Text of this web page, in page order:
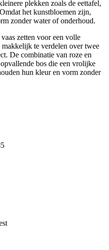
plekken zoals de eettafel,
het kunstbloemen zijn,
zonder water of onderhoud.
zetten voor een volle
te verdelen over twee
De combinatie van roze en
bos die een vrolijke
hun kleur en vorm zonder